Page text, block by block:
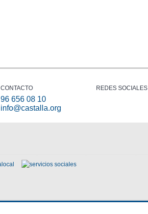
CONTACTO
96 656 08 10
info@castalla.org
REDES SOCIALES